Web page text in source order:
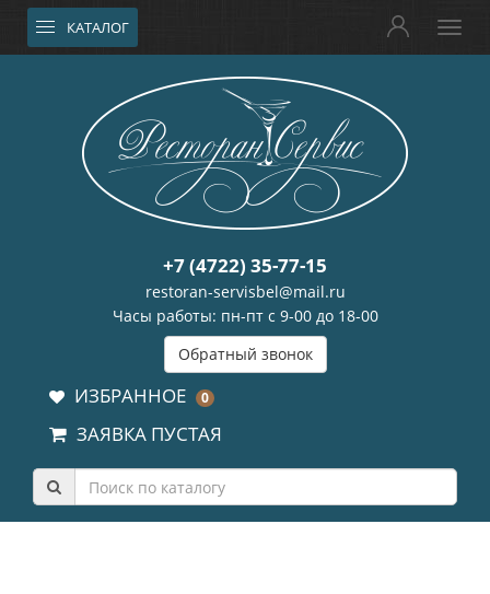
КАТАЛОГ
+7 (4722) 35-77-15
restoran-servisbel@mail.ru
Часы работы: пн-пт с 9-00 до 18-00
Обратный звонок
ИЗБРАННОЕ 0
ЗАЯВКА ПУСТАЯ